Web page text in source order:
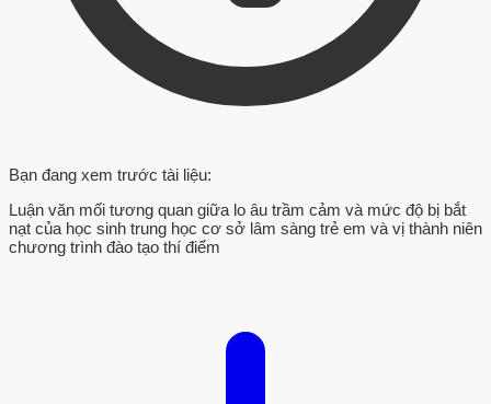
Bạn đang xem trước tài liệu:
Luận văn mối tương quan giữa lo âu trầm cảm và mức độ bị bắt
nạt của học sinh trung học cơ sở lâm sàng trẻ em và vị thành niên
chương trình đào tạo thí điểm